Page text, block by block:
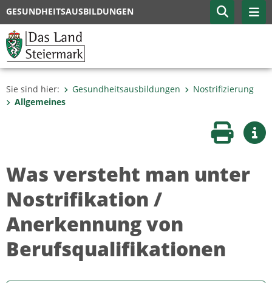
GESUNDHEITSAUSBILDUNGEN
Sie sind hier: Gesundheitsausbildungen
Nostrifizierung
Allgemeines
Seite
Was versteht man unter
Nostrifikation /
Anerkennung von
Berufsqualifikationen